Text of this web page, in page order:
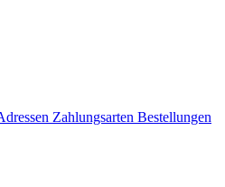
Zahlungsarten Bestellungen